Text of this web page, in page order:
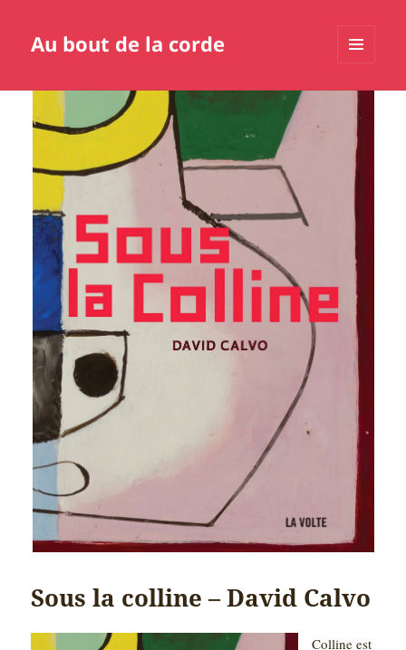
Au bout de la corde
WIDGETS
Sous la colline – David Calvo
Colline est